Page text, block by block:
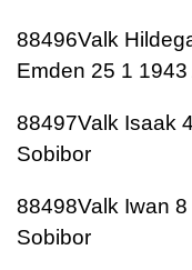
88496Valk
Emden 25 1
88497Valk Isaak
Sobibor
88498Valk Iwan
Sobibor